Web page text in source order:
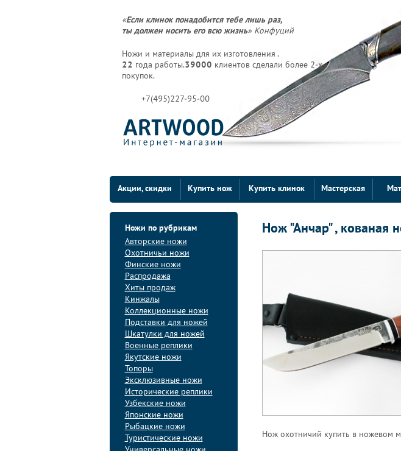
«Если клинок понадобится тебе лишь раз,
ты должен носить его всю жизнь» Конфуций
Ножи и материалы для их изготовления .
22 года работы.39000 клиентов сделали более 2-х
покупок.
+7(495)227-95-00
Акции, скидки Купить нож Купить клинок Мастерская
Ножи по рубрикам
Авторские ножи
Охотничьи ножи
Финские ножи
Распродажа
Хиты продаж
Кинжалы
Коллекционные ножи
Подставки для ножей
Шкатулки для ножей
Военные реплики
Якутские ножи
Топоры
Эксклюзивные ножи
Исторические реплики
Узбекские ножи
Японские ножи
Рыбацкие ножи
Туристические ножи
Нож "Анчар" , кованая
Нож охотничий купить в ножевом